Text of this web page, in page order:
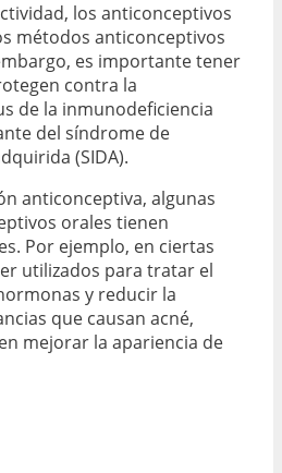
los anticonceptivos
métodos anticonceptivos
es importante tener
contra la
de la inmunodeficiencia
del síndrome de
(SIDA).
anticonceptiva, algunas
orales tienen
Por ejemplo, en ciertas
utilizados para tratar el
y reducir la
que causan acné,
mejorar la apariencia de